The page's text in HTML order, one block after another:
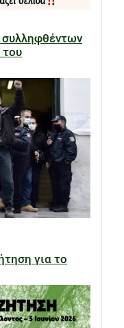
του
για το